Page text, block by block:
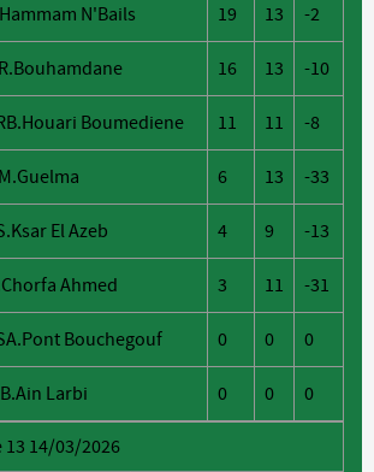
N'Bails 19 13 -2
16 13 -10
Boumediene 11 11 -8
6 13 -33
El Azeb 4 9 -13
Ahmed 3 11 -31
Bouchegouf 0 0 0
Larbi 0 0 0
13 14/03/2026